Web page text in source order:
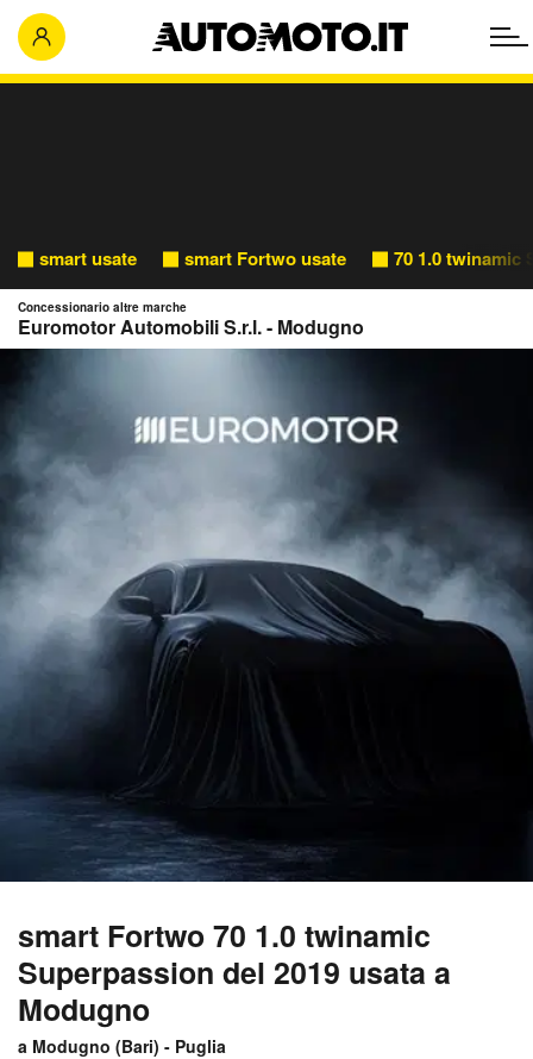
smart usate smart Fortwo usate 70 1.0 twinamic
smart Fortwo 70 1.0 twinamic
Superpassion del 2019 usata a
Modugno
a Modugno (Bari) - Puglia
Concessionario altre marche
Euromotor Automobili S.r.l. - Modugno